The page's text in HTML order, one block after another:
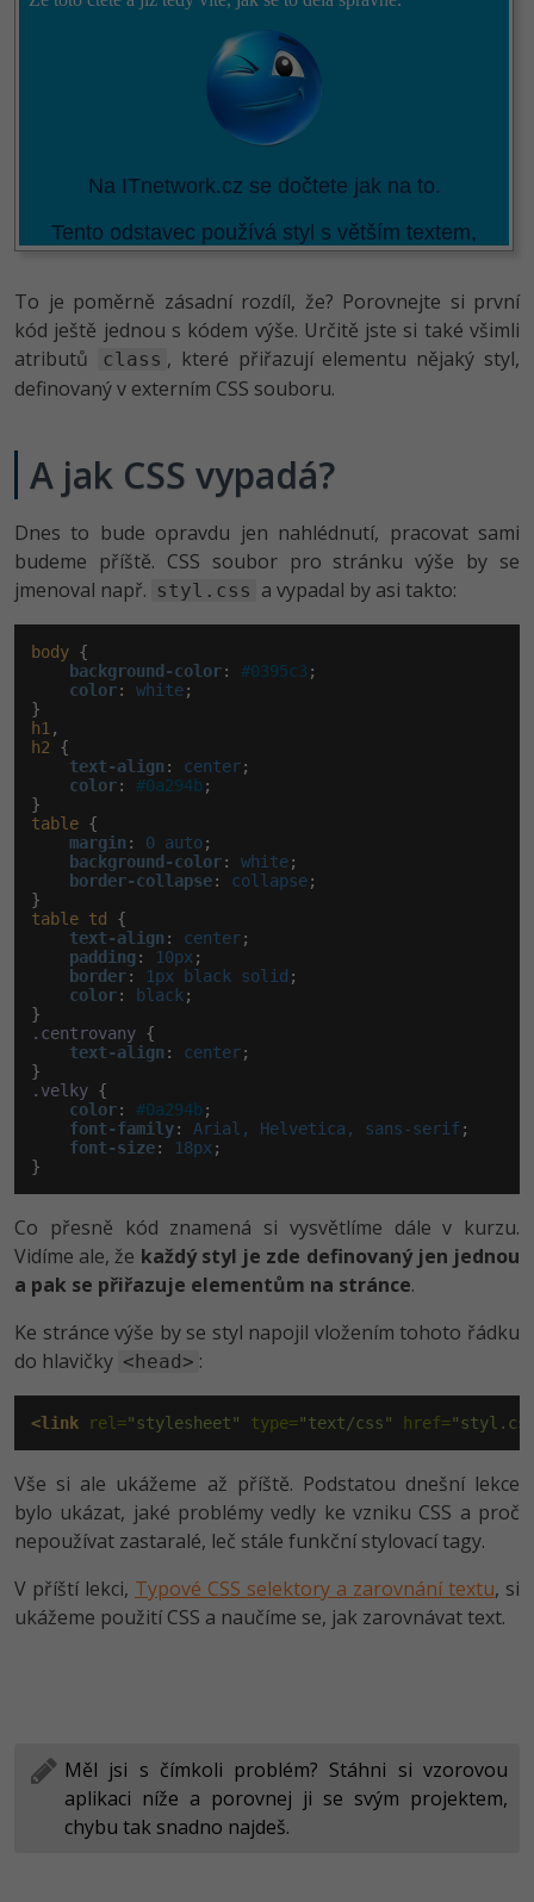
To je poměrně zásadní rozdíl, že? Porovnejte si první
kód ještě jednou s kódem výše. Určitě jste si také všimli
atributů
class , které přiřazují elementu nějaký styl,
definovaný v externím CSS souboru.
A jak CSS vypadá?
Dnes to bude opravdu jen nahlédnutí, pracovat sami
budeme příště. CSS soubor pro stránku výše by se
jmenoval např. styl.css a vypadal by asi takto:
body {
background-color: #0395c3 ;
color: white;
h1
h2 {
text-align : center;
color: #0a294b;
table {
margin : 0 auto;
background-color: white;
border-collapse: collapse;
table td
{
text-align : center;
padding: 10px ;
border: 1px black solid ;
color: black ;
.centrovany {
text-align : center;
.velky {
color: #0a294b;
font-family: Arial, Helvetica, sans-serif ;
font-size: 18px ;
}
Co přesně kód znamená si vysvětlíme dále v kurzu.
Vidíme ale, že každý styl je zde definovaný jen jednou
a pak se přiřazuje elementům na stránce.
Ke stránce výše by se styl napojil vložením tohoto řádku
do hlavičky <head> :
<link rel="stylesheet" type="text/css" href=
Vše si ale ukážeme až příště. Podstatou dnešní lekce
bylo ukázat, jaké problémy vedly ke vzniku CSS a proč
nepoužívat zastaralé, leč stále funkční stylovací tagy.
V příští lekci, Typové CSS selektory a zarovnání textu, si
ukážeme použití CSS a naučíme se, jak zarovnávat text.
Měl jsi s čímkoli problém? Stáhni si vzorovou
aplikaci níže a porovnej ji se svým projektem,
chybu tak snadno najdeš.